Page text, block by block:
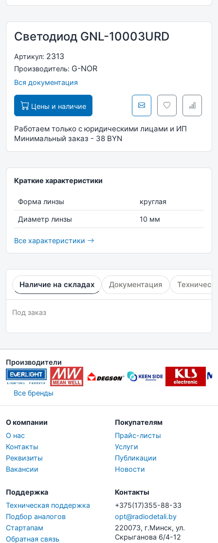
Светодиод GNL-10003URD
Артикул: 2313
Производитель: G-NOR
Вся документация
Цены и наличие
Работаем только с юридическими лицами и ИП
Минимальный заказ - 38 BYN
Краткие характеристики
Форма линзы круглая
Диаметр линзы 10 мм
Все характеристики
Наличие на складах Документация
Под заказ
Производители
Все бренды
О компании
О нас
Контакты
Реквизиты
Вакансии
Покупателям
Прайс-листы
Услуги
Публикации
Новости
Поддержка
Техническая поддержка
Подбор аналогов
Стартапам
Обратная связь
Контакты
+375(17)355-88-33
opt@radiodetali.by
220073, г.Минск, ул.
Скрыганова 6/4-12